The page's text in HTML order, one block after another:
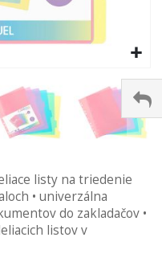
listy na triedenie
• univerzálna
do zakladačov •
listov v